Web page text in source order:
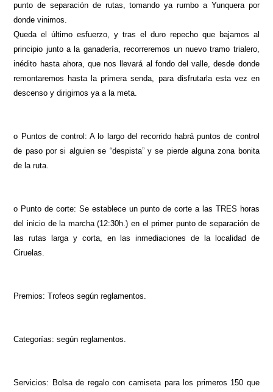
punto de separación de rutas, tomando ya rumbo a Yunquera por
donde vinimos.
Queda el último esfuerzo, y tras el duro repecho que bajamos al
principio junto a la ganadería, recorreremos un nuevo tramo trialero,
inédito hasta ahora, que nos llevará al fondo del valle, desde donde
remontaremos hasta la primera senda, para disfrutarla esta vez en
descenso y dirigirnos ya a la meta.
o Puntos de control: A lo largo del recorrido habrá puntos de control
de paso por si alguien se “despista” y se pierde alguna zona bonita
de la ruta.
o Punto de corte: Se establece un punto de corte a las TRES horas
del inicio de la marcha (12:30h.) en el primer punto de separación de
las rutas larga y corta, en las inmediaciones de la localidad de
Ciruelas.
Premios: Trofeos segúnreglamentos.
Categorías: según reglamentos.
Servicios: Bolsa de regalo con camiseta para los primeros 150 que